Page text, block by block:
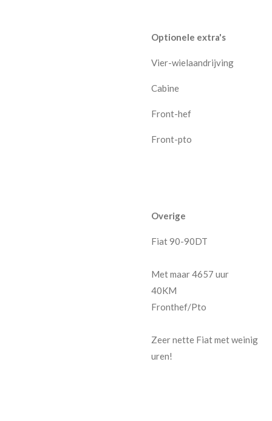
Optionele extra's
Vier-wielaandrijving
Cabine
Front-hef
Front-pto
Overige
Fiat 90-90DT
Met maar 4657 uur
40KM
Fronthef/Pto
Zeer nette Fiat met weinig
uren!